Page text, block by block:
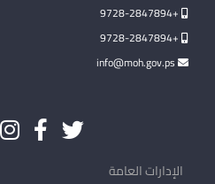
+9728-2847894
+9728-2847894
الإدارات العامة